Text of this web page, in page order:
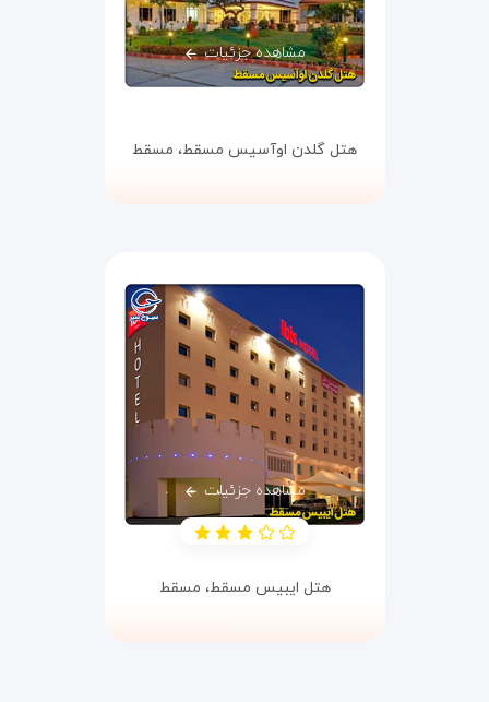
مشاهده جزئیات
هتل گلدن اوآسیس مسقط، مسقط
مشاهده جزئیات
هتل ایبیس مسقط، مسقط